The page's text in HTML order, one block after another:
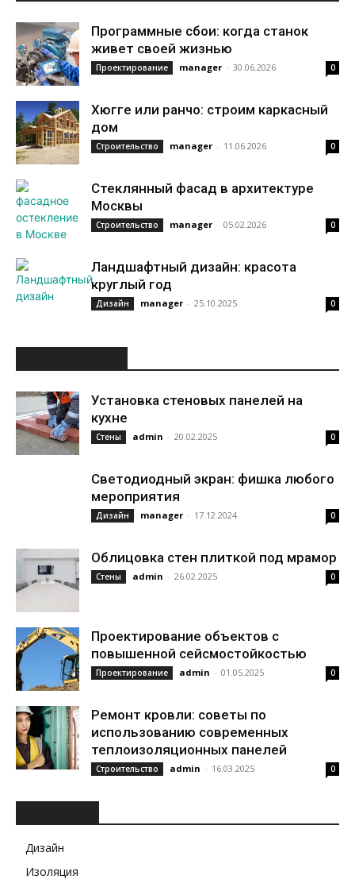
Программные сбои: когда станок
живет своей жизнью
Проектирование manager - 30.06.2026 0
Хюгге или ранчо: строим каркасный
дом
Строительство manager - 11.06.2026 0
Стеклянный фасад в архитектуре
Москвы
Строительство manager - 05.02.2026 0
Ландшафтный дизайн: красота
круглый год
Дизайн manager - 25.10.2025 0
Установка стеновых панелей на
кухне
Стены admin - 20.02.2025 0
Светодиодный экран: фишка любого
мероприятия
Дизайн manager - 17.12.2024 0
Облицовка стен плиткой под мрамор
Стены admin - 26.02.2025 0
Проектирование объектов с
повышенной сейсмостойкостью
Проектирование admin - 01.05.2025 0
Ремонт кровли: советы по
использованию современных
теплоизоляционных панелей
Строительство admin - 16.03.2025 0
Дизайн
Изоляция